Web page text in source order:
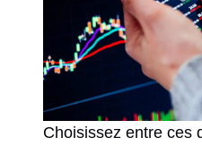
Choisissez entre ces